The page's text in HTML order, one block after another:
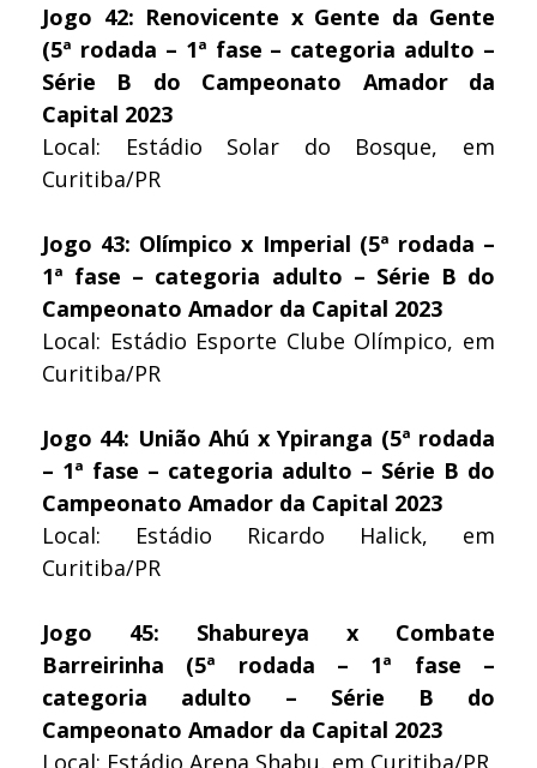
Jogo 42: Renovicente x Gente da Gente
(5ª rodada – 1ª fase – categoria adulto –
Série B do Campeonato Amador da
Capital 2023
Local: Estádio Solar do Bosque, em
Curitiba/PR
Jogo 43: Olímpico x Imperial (5ª rodada –
1ª fase – categoria adulto – Série B do
Campeonato Amador da Capital 2023
Local: Estádio Esporte Clube Olímpico, em
Curitiba/PR
Jogo 44: União Ahú x Ypiranga (5ª rodada
– 1ª fase – categoria adulto – Série B do
Campeonato Amador da Capital 2023
Local: Estádio Ricardo Halick, em
Curitiba/PR
Jogo 45: Shabureya x Combate
Barreirinha (5ª rodada – 1ª fase –
categoria adulto – Série B do
Campeonato Amador da Capital 2023
Local: Estádio Arena Shabu, em Curitiba/PR